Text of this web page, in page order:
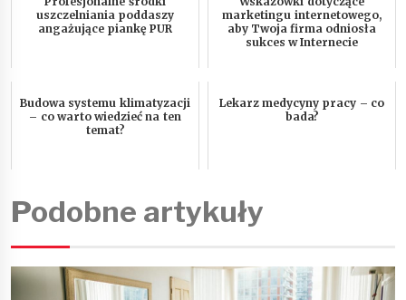
uszczelniania poddaszy
angażujące piankę PUR
marketingu internetowego,
aby Twoja firma odniosła
sukces w Internecie
Budowa systemu klimatyzacji
– co warto wiedzieć na ten
temat?
Lekarz medycyny pracy – co
bada?
Podobne artykuły